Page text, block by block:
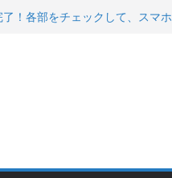
！各部をチェックして、スマホ
で KGR HARMONY 南部鉄器エ
サスの動きが判ったらコーナ